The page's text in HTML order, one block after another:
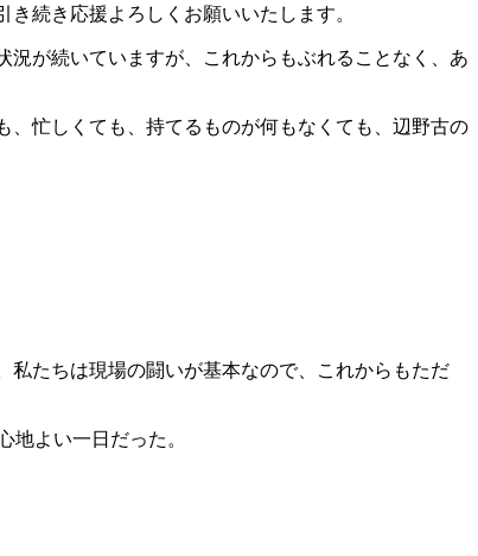
続き応援よろしくお願いいたします。
が続いていますが、これからもぶれることなく、あ
忙しくても、持てるものが何もなくても、辺野古の
たちは現場の闘いが基本なので、これからもただ
よい一日だった。